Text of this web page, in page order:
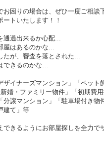
困りの場合は、ぜひ一度ご相談
トいたします！！
通過出来るか心配...
屋はあるのかな...
たが、審査を落とされた...
できるのかな…
ザイナーズマンション」「ペット
婚・ファミリー物件」「初期費用
分譲マンション」「駐車場付き物
建て」等
できるようにお部屋探しを全力で